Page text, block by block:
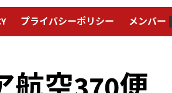
プライバシーポリシー メンバー